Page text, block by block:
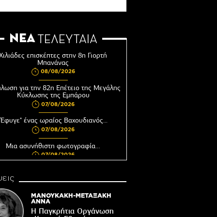
ΝΕΑ ΤΕΛΕΥΤΑΙΑ
επισκέπτες στην 8η Γιορτή
Μπανάνας
08/08/2026
για την 82η Επέτειο της Μεγάλης
Κύκλωσης της Εμπάρου
07/08/2026
ένας ωραίος Βαχουδιανός...
07/08/2026
Μια ασυνήθιστη φωτογραφία…
07/08/2026
Χριστός του Αγίου Βασιλείου
Βιάννου-Τόπος πίστης, μνήμης και
ΜΑΝΟΥΚΑΚΗ-ΜΕΤΑΞΑΚΗ
ΑΝΝΑ
Η Παγκρήτια Οργάνωση